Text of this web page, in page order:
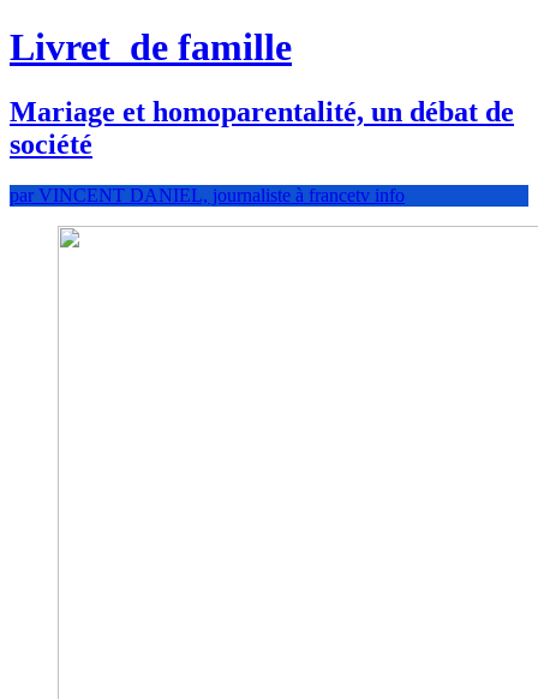
Livret de famille
Mariage et homoparentalité, un débat de
société
par VINCENT DANIEL, journaliste à francetv info